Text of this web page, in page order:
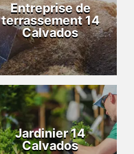
Entreprise de
terrassement 14
Calvados
Jardinier 14
Calvados